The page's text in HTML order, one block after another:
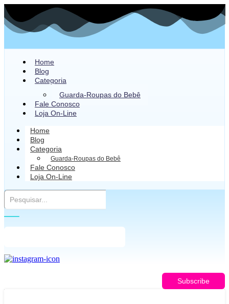
Home
Blog
Categoria
Guarda-Roupas do Bebê
Fale Conosco
Loja On-Line
Home
Blog
Categoria
Guarda-Roupas do Bebê
Fale Conosco
Loja On-Line
Subscribe